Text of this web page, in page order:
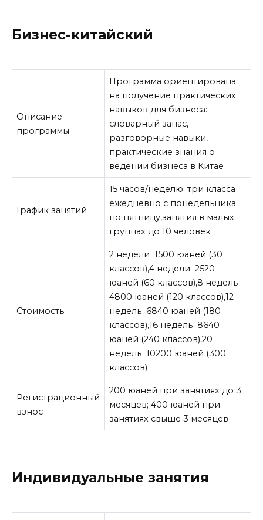
Бизнес-китайский
Описание
программы
Программа ориентирована
на получение практических
навыков для бизнеса:
словарный запас,
разговорные навыки,
практические знания о
ведении бизнеса в Китае
График занятий
15 часов/неделю: три класса
ежедневно с понедельника
по пятницу,занятия в малых
группах до 10 человек
Стоимость
2 недели 1500 юаней (30
классов),4 недели 2520
юаней (60 классов),8 недель
4800 юаней (120 классов),12
недель 6840 юаней (180
классов),16 недель 8640
юаней (240 классов),20
недель 10200 юаней (300
классов)
Регистрационный
взнос
200 юаней при занятиях до 3
месяцев; 400 юаней при
занятиях свыше 3 месяцев
Индивидуальные занятия